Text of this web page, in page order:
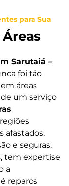
para Sua
Sarutaiá –
foi tão
áreas
um serviço
afastados,
e seguras.
tem expertise
a
reparos